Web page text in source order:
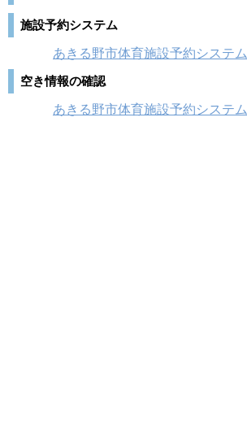
施設予約システム
あきる野市体育施設予約システム
空き情報の確認
あきる野市体育施設予約システム